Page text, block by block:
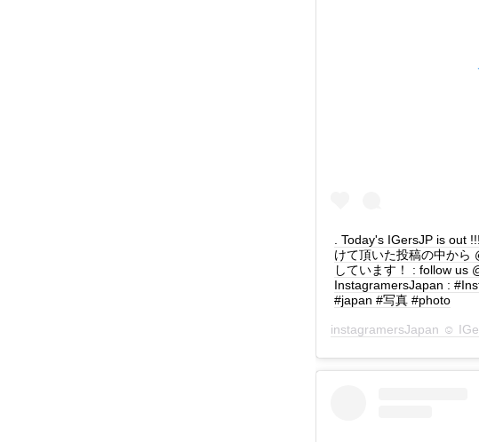
. Today's IGersJP is out
けて頂いた投稿の中から
しています！ : follow us
InstagramersJapan :
#japan #写真 #photo
instagramersJapan ☺︎